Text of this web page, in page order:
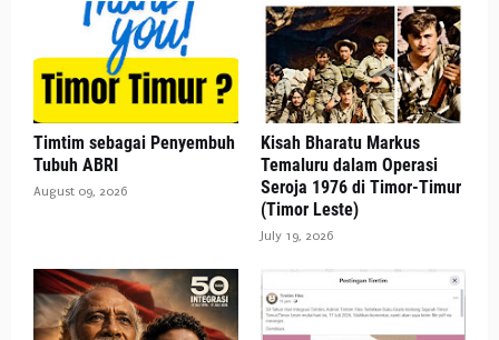
Timtim sebagai Penyembuh
Tubuh ABRI
August 09, 2026
Kisah Bharatu Markus
Temaluru dalam Operasi
Seroja 1976 di Timor-Timur
(Timor Leste)
July 19, 2026